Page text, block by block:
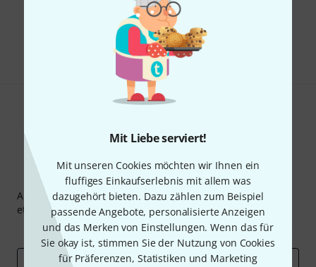
Mit Liebe serviert!
Mit unseren Cookies möchten wir Ihnen ein
fluffiges Einkaufserlebnis mit allem was
dazugehört bieten. Dazu zählen zum Beispiel
passende Angebote, personalisierte Anzeigen
und das Merken von Einstellungen. Wenn das für
Sie okay ist, stimmen Sie der Nutzung von Cookies
für Präferenzen, Statistiken und Marketing
Gefällt Ihnen, was Sie sehen?
Teilen Hilfe & Feedback
Thomann Newsletter
Abonniere den Thomann Newsletter und gewinne mit
etwas Glück einen von50 Gutscheinenüber jeweils50€
Inspirierende Beiträge
Deals Thomann Insights